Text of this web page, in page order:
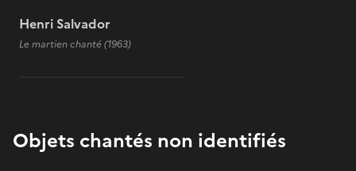
Henri Salvador
Le martien chanté (1963)
Objets chantés non identifiés